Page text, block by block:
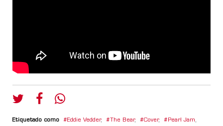
Etiquetado como Eddie Vedder, The Bear, Cover, Pearl Jam,